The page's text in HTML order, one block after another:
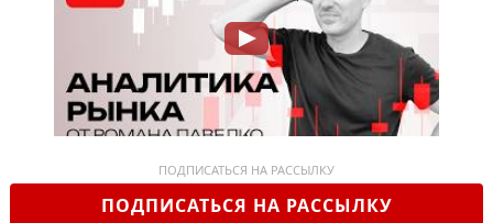
ПОДПИСАТЬСЯ НА РАССЫЛКУ
ПОДПИСАТЬСЯ НА РАССЫЛКУ